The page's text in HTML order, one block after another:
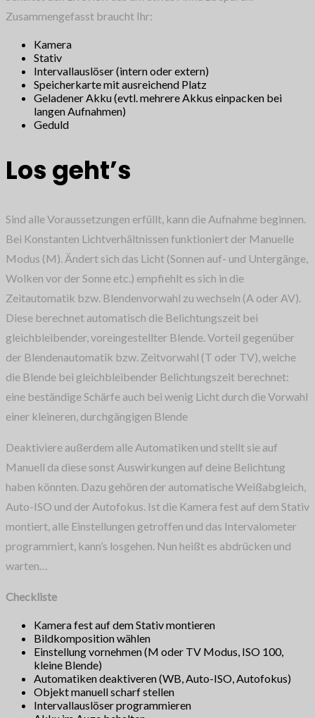
Zusammengefasst braucht Ihr:
Kamera
Stativ
Intervallauslöser (intern oder extern)
Speicherkarte mit ausreichend Platz
Geladener Akku (evtl. mehrere Akkus einpacken bei
langen Aufnahmen)
Geduld
Los geht’s
Sind alle Voraussetzungen erfüllt, kann die Aufnahme beginnen.
Bei Konstanten Lichtverhältnissen funktioniert der Manuelle
Modus (M). Ändert sich das Licht (Sonnen auf- und Untergänge,
Wolken vor der Sonne etc.) empfiehlt es sich in die
Zeitautomatik bzw. Blendenvorwahl zu wechseln (A oder AV).
Diese berechnet automatisch die Belichtungszeit bei
gleichbleibender, voreingestellter Blende. Vorteil gegenüber
der Blendenautomatik bzw. Zeitvorwahl (T oder TV), welche
die Blende bei gleichbleibender Belichtungszeit berechnet:
eine beständige Schärfe auch bei wenig Licht durch die Vorwahl
einer kleineren, durchgängigen Blende
Deaktiviere außerdem alle Automatiken und stellt sie auf
Manuell da diese sonst Auswirkungen auf deine Belichtung
haben könnten. Dazu gehören der automatische Weißabgleich,
Auto-ISO und der Autofokus. Ist die Kamera fest auf dem Stativ
montiert, alle Einstellungen getroffen und das Intervalometer
programmiert, kann’s losgehen. Nun heißt es abdrücken und
warten…
Checkliste
Kamera fest auf dem Stativ montieren
Bildkomposition wählen
Einstellung vornehmen (M oder TV Modus, ISO 100,
kleine Blende)
Automatiken deaktiveren (WB, Auto-ISO, Autofokus)
Objekt manuell scharf stellen
Intervallauslöser programmieren